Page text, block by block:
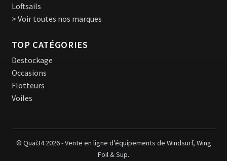
Loftsails
> Voir toutes nos marques
TOP CATÉGORIES
Destockage
Occasions
Flotteurs
Voiles
© Quai34 2026 - Vente en ligne d’équipements de Windsurf, Wing
Foil & Sup.